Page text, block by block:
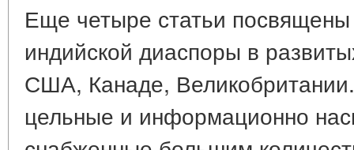
Еще четыре статьи
индийской диаспоры в
США, Канаде,
цельные и информационно